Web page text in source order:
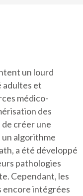
un lourd
adultes et
médico-
des
créer une
un algorithme
a été développé
pathologies
Cependant, les
encore intégrées